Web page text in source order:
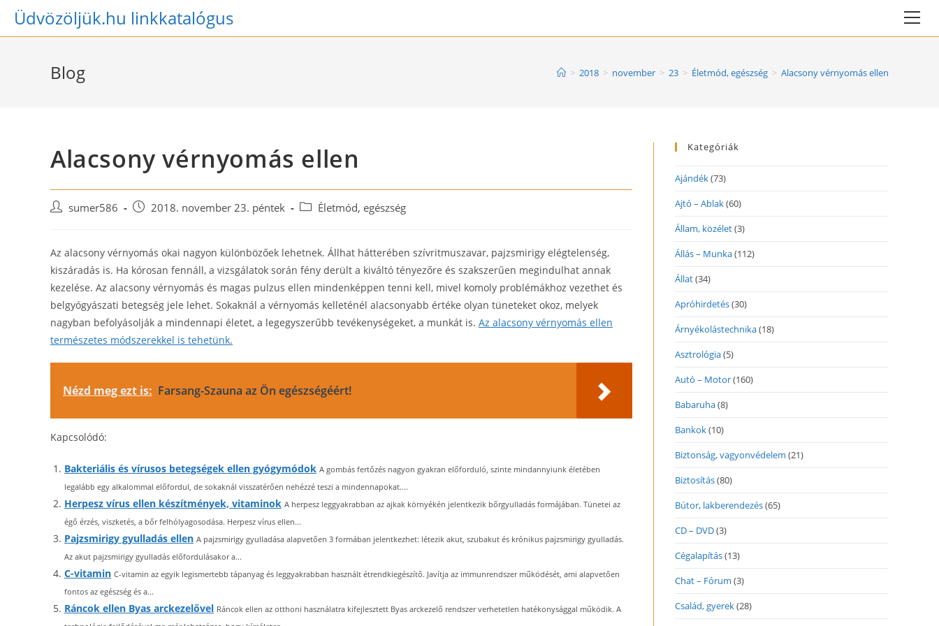
SkipÜdvözöljük.hu linkkatalógus
Blog > 2018 > november > 23 > Életmód, egészség > Alacsony vérnyomás ellen
Alacsony vérnyomás ellen
Post sumer586
Post 2018. november 23. péntek
Post Életmód, egészség
Az alacsony vérnyomás okai nagyon különbözőek lehetnek. Állhat hátterében szívritmuszavar, pajzsmirigy elégtelenség,
kiszáradás is. Ha kórosan fennáll, a vizsgálatok során fény derült a kiváltó tényezőre és szakszerűen megindulhat annak
kezelése. Az alacsony vérnyomás és magas pulzus ellen mindenképpen tenni kell, mivel komoly problémákhoz vezethet és
belgyógyászati betegség jele lehet. Sokaknál a vérnyomás kelleténél alacsonyabb értéke olyan tüneteket okoz, melyek
nagyban befolyásolják a mindennapi életet, a legegyszerűbb tevékenységeket, a munkát is. Az alacsony vérnyomás ellen
természetes módszerekkel is tehetünk.
Nézd meg ezt is: Farsang-Szauna az Ön egészségéért!
Kapcsolódó:
Bakteriális és vírusos betegségek ellen gyógymódok A gombás fertőzés nagyon gyakran előforduló, szinte mindannyiunk életében
legalább egy alkalommal előfordul, de sokaknál visszatérően nehézzé teszi a mindennapokat....
Herpesz vírus ellen készítmények, vitaminok A herpesz leggyakrabban az ajkak környékén jelentkezik bőrgyulladás formájában. Tünetei az
égő érzés, viszketés, a bőr felhólyagosodása. Herpesz vírus ellen...
Pajzsmirigy gyulladás ellen A pajzsmirigy gyulladása alapvetően 3 formában jelentkezhet: létezik akut, szubakut és krónikus pajzsmirigy gyulladás.
Az akut pajzsmirigy gyulladás előfordulásakor a...
C-vitamin C-vitamin az egyik legismertebb tápanyag és leggyakrabban használt étrendkiegészítő. Javítja az immunrendszer működését, ami alapvetően
fontos az egészség és a...
Ráncok ellen Byas arckezelővel Ráncok ellen az otthoni használatra kifejlesztett Byas arckezelő rendszer verhetetlen hatékonysággal működik. A
Kategóriák
Ajándék(73)
Ajtó – Ablak(60)
Állam, közélet(3)
Állás – Munka(112)
Állat(34)
Apróhirdetés(30)
Árnyékolástechnika(18)
Asztrológia(5)
Autó – Motor(160)
Babaruha(8)
Bankok(10)
Biztonság, vagyonvédelem (21)
Biztosítás(80)
Bútor, lakberendezés(65)
CD – DVD(3)
Cégalapítás(13)
Chat – Fórum (3)
Család, gyerek(28)